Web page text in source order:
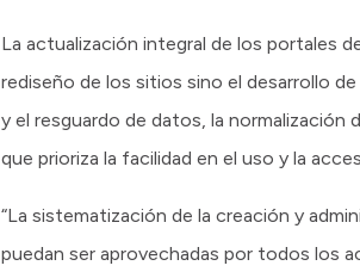
La actualización integral de los portales
rediseño de los sitios sino el desarrollo
y el resguardo de datos, la normalización
que prioriza la facilidad en el uso y la
“La sistematización de la creación y
puedan ser aprovechadas por todos los